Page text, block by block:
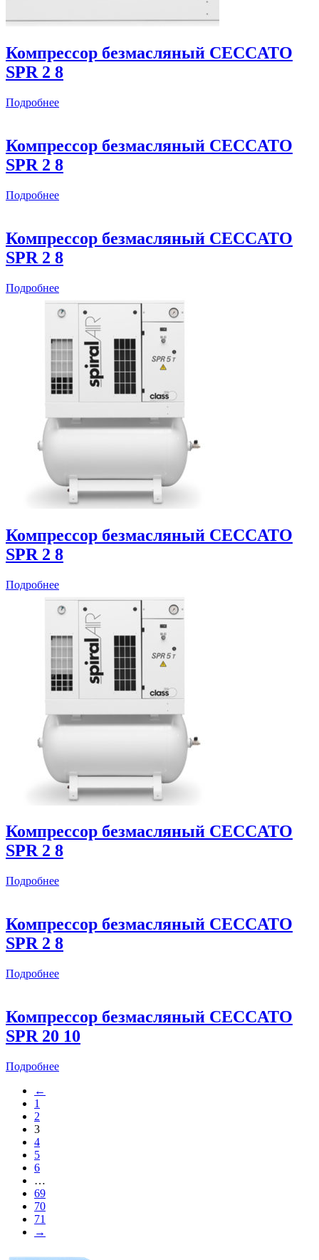
Компрессор безмасляный CECCATO
SPR 2 8
Подробнее
Компрессор безмасляный CECCATO
SPR 2 8
Подробнее
Компрессор безмасляный CECCATO
SPR 2 8
Подробнее
Компрессор безмасляный CECCATO
SPR 2 8
Подробнее
Компрессор безмасляный CECCATO
SPR 2 8
Подробнее
Компрессор безмасляный CECCATO
SPR 2 8
Подробнее
Компрессор безмасляный CECCATO
SPR 20 10
Подробнее
←
1
2
3
4
5
6
…
69
70
71
→